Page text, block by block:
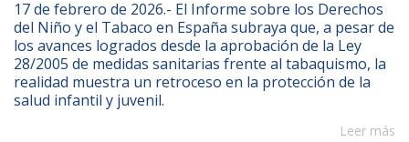
17 de febrero de 2026.- El Informe sobre los Derechos
del Niño y el Tabaco en España subraya que, a pesar de
los avances logrados desde la aprobación de la Ley
28/2005 de medidas sanitarias frente al tabaquismo, la
realidad muestra un retroceso en la protección de la
salud infantil y juvenil.
Leer más